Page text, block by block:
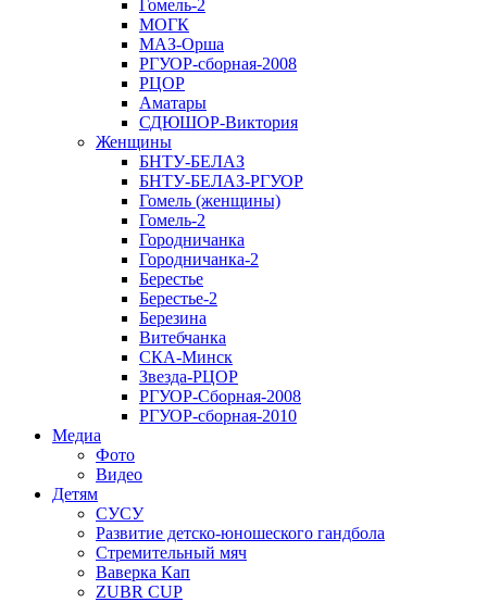
Гомель-2
МОГК
МАЗ-Орша
РГУОР-сборная-2008
РЦОР
Аматары
СДЮШОР-Виктория
Женщины
БНТУ-БЕЛАЗ
БНТУ-БЕЛАЗ-РГУОР
Гомель (женщины)
Гомель-2
Городничанка
Городничанка-2
Берестье
Берестье-2
Березина
Витебчанка
СКА-Минск
Звезда-РЦОР
РГУОР-Сборная-2008
РГУОР-сборная-2010
Медиа
Фото
Видео
Детям
СУСУ
Развитие детско-юношеского гандбола
Стремительный мяч
Ваверка Кап
ZUBR CUP